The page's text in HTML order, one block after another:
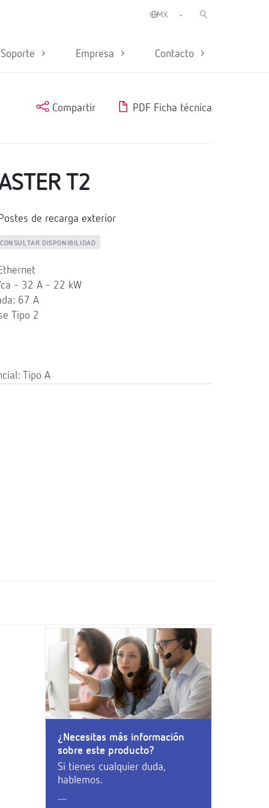
Soporte Empresa Contacto
Compartir PDF Ficha técnica
T2
de recarga exterior
CONSULTAR DISPONIBILIDAD
- 32 A - 22 kW
67 A
Tipo 2
Tipo A
¿Necesitas más información
sobre este producto?
Si tienes cualquier duda,
hablemos.